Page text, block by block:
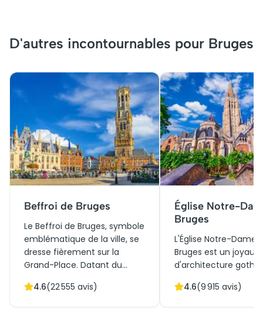
D'autres incontournables pour Bruges
Beffroi de Bruges
Le Beffroi de Bruges, symbole
emblématique de la ville, se
dresse fièrement sur la
Grand-Place. Datant du
servi de centre administratif
4.6(22 555 avis)
Église Notre-
Bruges
L'Église Notre-Dame
Bruges est un joyau
d'architecture
mètres, soit la
4.6(9 915 avis)